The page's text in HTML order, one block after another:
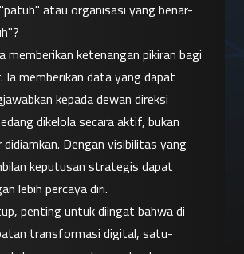
atau organisasi yang benar-
memberikan ketenangan pikiran bagi
Ia memberikan data yang dapat
kepada dewan direksi
dikelola secara aktif, bukan
didiamkan. Dengan visibilitas yang
keputusan strategis dapat
lebih percaya diri.
penting untuk diingat bahwa di
transformasi digital, satu-